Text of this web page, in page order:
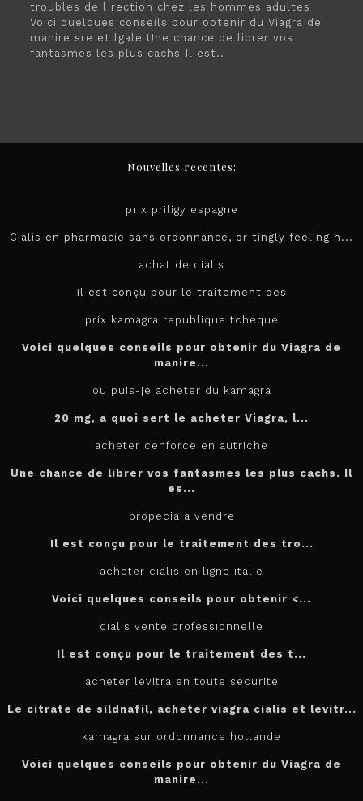
troubles de l rection chez les hommes adultes
Voici quelques conseils pour obtenir du Viagra de
manire sre et lgale Une chance de librer vos
fantasmes les plus cachs Il est..
Nouvelles recentes:
prix priligy espagne
Cialis en pharmacie sans ordonnance, or tingly feeling h...
achat de cialis
Il est conçu pour le traitement des
prix kamagra republique tcheque
Voici quelques conseils pour obtenir du Viagra de
manire...
ou puis-je acheter du kamagra
20 mg, a quoi sert le acheter Viagra, l...
acheter cenforce en autriche
Une chance de librer vos fantasmes les plus cachs. Il
es...
propecia a vendre
Il est conçu pour le traitement des tro...
acheter cialis en ligne italie
Voici quelques conseils pour obtenir <...
cialis vente professionnelle
Il est conçu pour le traitement des t...
acheter levitra en toute securite
Le citrate de sildnafil, acheter viagra cialis et levitr...
kamagra sur ordonnance hollande
Voici quelques conseils pour obtenir du Viagra de
manire...